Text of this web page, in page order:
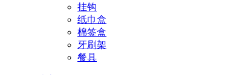
挂钩
纸巾盒
棉签盒
牙刷架
餐具